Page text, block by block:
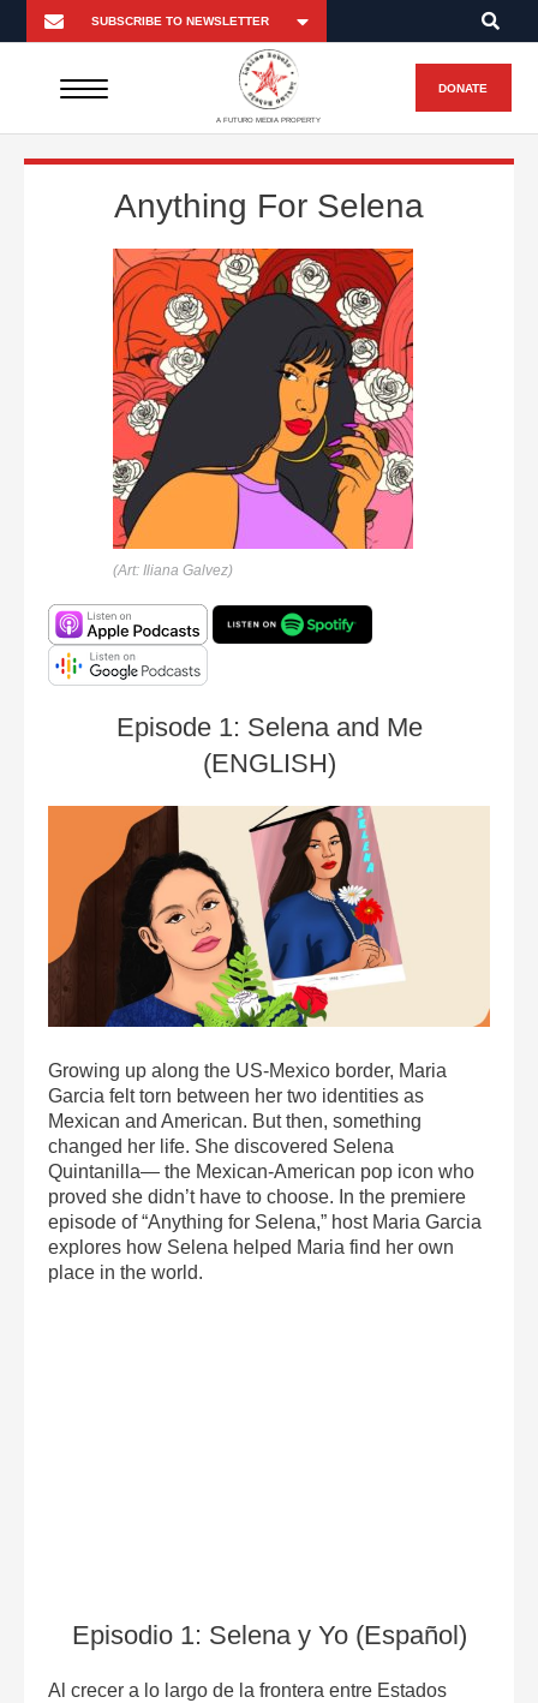
A FUTURO MEDIA PROPERTY
DONATE
Anything For Selena
(Art: Iliana Galvez)
Episode 1: Selena and Me
(ENGLISH)
Growing up along the US-Mexico border, Maria
Garcia felt torn between her two identities as
Mexican and American. But then, something
changed her life. She discovered Selena
Quintanilla— the Mexican-American pop icon who
proved she didn’t have to choose. In the premiere
episode of “Anything for Selena,” host Maria Garcia
explores how Selena helped Maria find her own
place in the world.
Episodio 1: Selena y Yo (Español)
Al crecer a lo largo de la frontera entre Estados